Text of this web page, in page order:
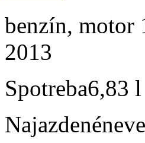
benzín, motor
2013
Spotreba6,83 l
Najazdené